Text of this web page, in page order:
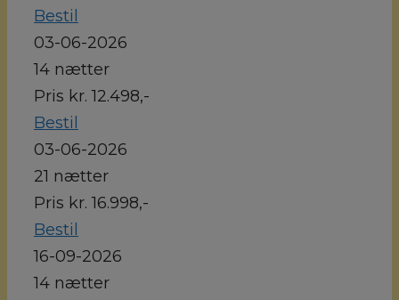
Bestil
03-06-2026
14 nætter
Pris kr. 12.498,-
Bestil
03-06-2026
21 nætter
Pris kr. 16.998,-
Bestil
16-09-2026
14 nætter